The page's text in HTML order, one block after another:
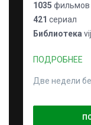
1035 фильмов
421 сериал
Библиотека
ПОДРОБНЕЕ
Две недели